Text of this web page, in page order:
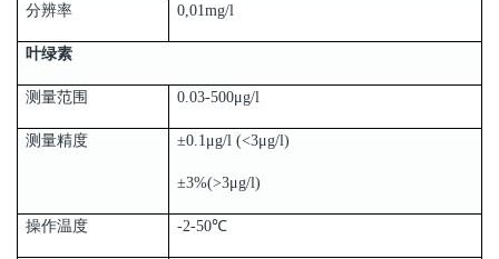
分辨率 0,01mg/l
叶绿素
测量范围 0.03-500μg/l
测量精度 ±0.1μg/l (<3μg/l)
±3%(>3μg/l)
操作温度 -2-50℃